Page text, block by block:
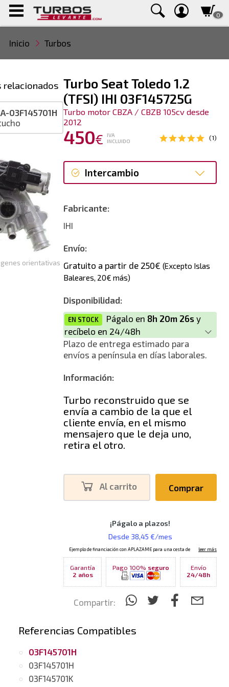
0
Inicio Turbos
Turbo Seat Toledo 1.2
(TFSI) IHI 03F145725G
Turbo motor CBZA / CBZB 105cv desde
2012
450€
IVA
INCLUIDO
(1)
Intercambio
Fabricante:
IHI
Envío:
Gratuito a partir de 250€ (Excepto Islas
Baleares, 20€ más)
Disponibilidad:
EN STOCK Págalo en 8h 20m 26s y
recíbelo en 24/48h
Plazo de entrega estimado para
envíos a península en días laborales.
Información:
Turbo reconstruido que se
envía a cambio de la que el
cliente envía, en el mismo
mensajero que le deja uno,
retira el otro.
Al carrito Comprar
Garantía
2 años
Pago 100% seguro
Envío
24/48h
Compartir:
orientativas
relacionados
03F145701H
Referencias Compatibles
03F145701H
03F145701H
03F145701K